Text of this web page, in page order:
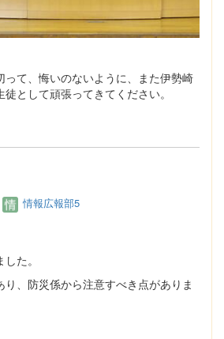
って、悔いのないように、また伊勢崎
として頑張ってきてください。
情報広報部5
た。
、防災係から注意すべき点がありま